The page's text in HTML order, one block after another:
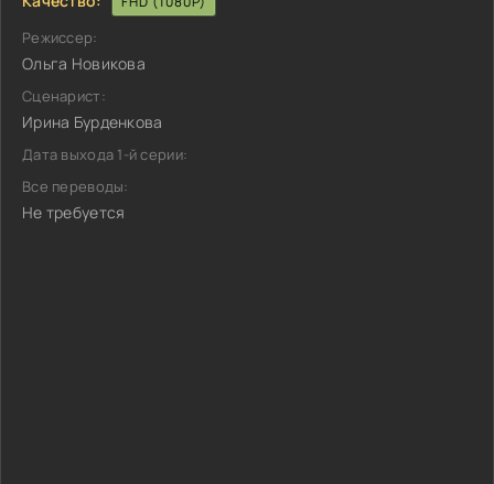
Режиссер:
Ольга Новикова
Сценарист:
Ирина Бурденкова
Дата выхода 1-й серии:
Все переводы:
Не требуется